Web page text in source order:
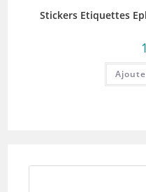
Stickers Etiquettes